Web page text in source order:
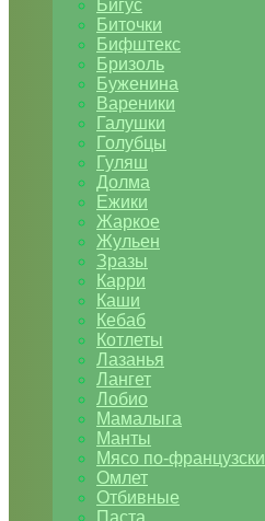
Бигус
Биточки
Бифштекс
Бризоль
Буженина
Вареники
Галушки
Голубцы
Гуляш
Долма
Ежики
Жаркое
Жульен
Зразы
Карри
Каши
Кебаб
Котлеты
Лазанья
Лангет
Лобио
Мамалыга
Манты
Мясо по-французски
Омлет
Отбивные
Паста